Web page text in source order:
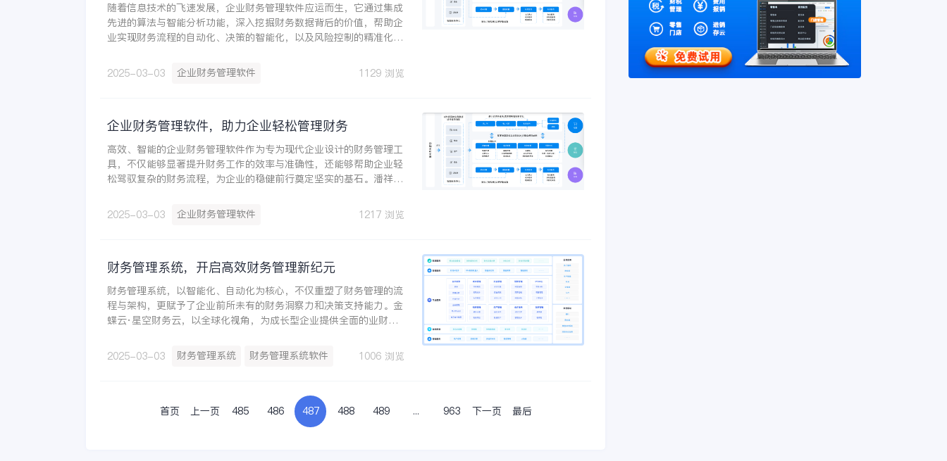
随着信息技术的飞速发展，企业财务管理软件应运而生，它通过集成
先进的算法与智能分析功能，深入挖掘财务数据背后的价值，帮助企
业实现财务流程的自动化、决策的智能化，以及风险控制的精准化，
通过引入金蝶云·星辰财税管理系统，改变了财务之前依靠手工核算
2025-03-03 企业财务管理软件 1129 浏览
企业财务管理软件，助力企业轻松管理财务
高效、智能的企业财务管理软件作为专为现代企业设计的财务管理工
具，不仅能够显著提升财务工作的效率与准确性，还能够帮助企业轻
松驾驭复杂的财务流程，为企业的稳健前行奠定坚实的基石。潘祥记
线下一体化运营，门店收银、会员营销和配货一体化管控。
2025-03-03 企业财务管理软件 1217 浏览
财务管理系统，开启高效财务管理新纪元
财务管理系统，以智能化、自动化为核心，不仅重塑了财务管理的流
程与架构，更赋予了企业前所未有的财务洞察力和决策支持能力。金
蝶云·星空财务云，以全球化视角，为成长型企业提供全面的业财税
新兴技术、新管理模式， 提供公司经营分析的关键洞察，支撑企业
经营活动的科学决策。高成长型企业珠海市三绿实业有限公司便通过
合工作效率提升30%，财务报表出具时效缩短60%。
2025-03-03 财务管理系统 财务管理系统软件 1006 浏览
首页 上一页 485 486 487 488 489 ... 963 下一页 最后